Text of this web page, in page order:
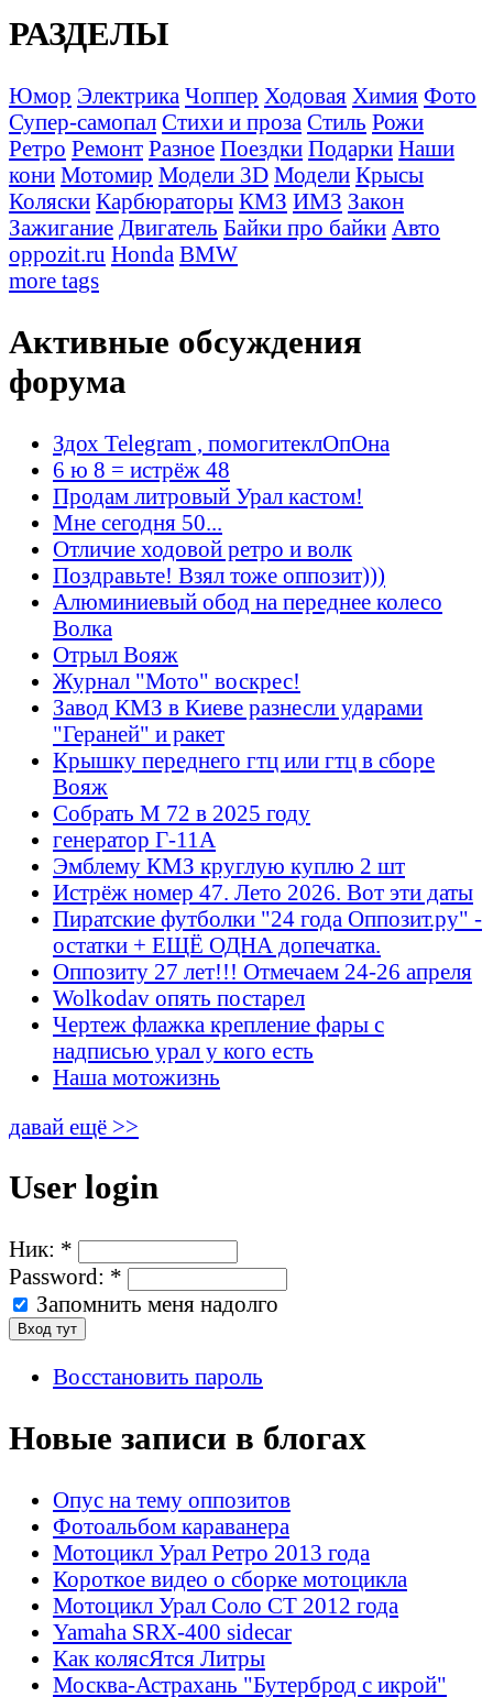
РАЗДЕЛЫ
Юмор Электрика Чоппер Ходовая Химия Фото
Супер-самопал Стихи и проза Стиль Рожи
Ретро Ремонт Разное Поездки Подарки Наши
кони Мотомир Модели 3D Модели Крысы
Коляски Карбюраторы КМЗ ИМЗ Закон
Зажигание Двигатель Байки про байки Авто
oppozit.ru Honda BMW
more tags
Активные обсуждения
форума
Здох Telegram , помогитеклОпОна
6 ю 8 = истрёж 48
Продам литровый Урал кастом!
Мне сегодня 50...
Отличие ходовой ретро и волк
Поздравьте! Взял тоже оппозит)))
Алюминиевый обод на переднее колесо
Волка
Отрыл Вояж
Журнал "Мото" воскрес!
Завод КМЗ в Киеве разнесли ударами
"Гераней" и ракет
Крышку переднего гтц или гтц в сборе
Вояж
Собрать М 72 в 2025 году
генератор Г-11А
Эмблему КМЗ круглую куплю 2 шт
Истрёж номер 47. Лето 2026. Вот эти даты
Пиратские футболки "24 года Оппозит.ру" -
остатки + ЕЩЁ ОДНА допечатка.
Оппозиту 27 лет!!! Отмечаем 24-26 апреля
Wolkodav опять постарел
Чертеж флажка крепление фары с
надписью урал у кого есть
Наша мотожизнь
давай ещё >>
User login
Ник: *
Password: *
Запомнить меня надолго
Восстановить пароль
Новые записи в блогах
Опус на тему оппозитов
Фотоальбом караванера
Мотоцикл Урал Ретро 2013 года
Короткое видео о сборке мотоцикла
Мотоцикл Урал Соло СТ 2012 года
Yamaha SRX-400 sidecar
Как колясЯтся Литры
Москва-Астрахань "Бутерброд с икрой"